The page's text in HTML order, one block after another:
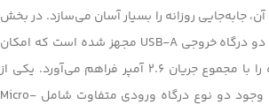
وزن ۲۴۰ گرمی آن، جابه‌جایی روزانه را بسیار آسان می‌سازد. در بخش
اتصالات، این پاوربانک به دو درگاه خروجی USB-A مجهز شده است که امکان
شارژ همزمان دو دستگاه را با مجموع جریان ۲.۶ آمپر فراهم می‌آورد. یکی از
مزایای کاربردی این مدل، وجود دو نوع درگاه ورودی متفاوت شامل Micro-